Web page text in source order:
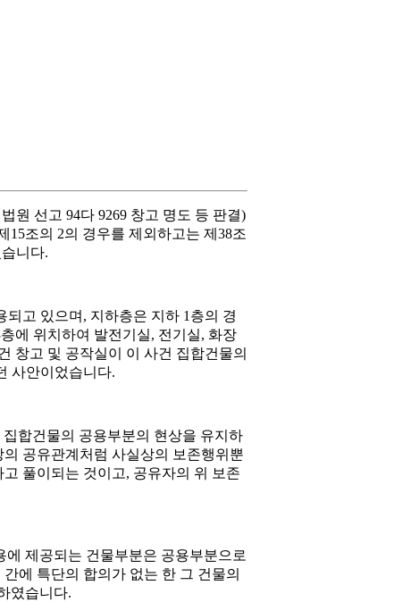
원 선고 94다 9269 창고 명도 등 판결)
15조의 2의 경우를 제외하고는 제38조
니다.
고 있으며, 지하층은 지하 1층의 경
에 위치하여 발전기실, 전기실, 화장
창고 및 공작실이 이 사건 집합건물의
사안이었습니다.
합건물의 공용부분의 현상을 유지하
공유관계처럼 사실상의 보존행위뿐
풀이되는 것이고, 공유자의 위 보존
제공되는 건물부분은 공용부분으로
에 특단의 합의가 없는 한 그 건물의
였습니다.